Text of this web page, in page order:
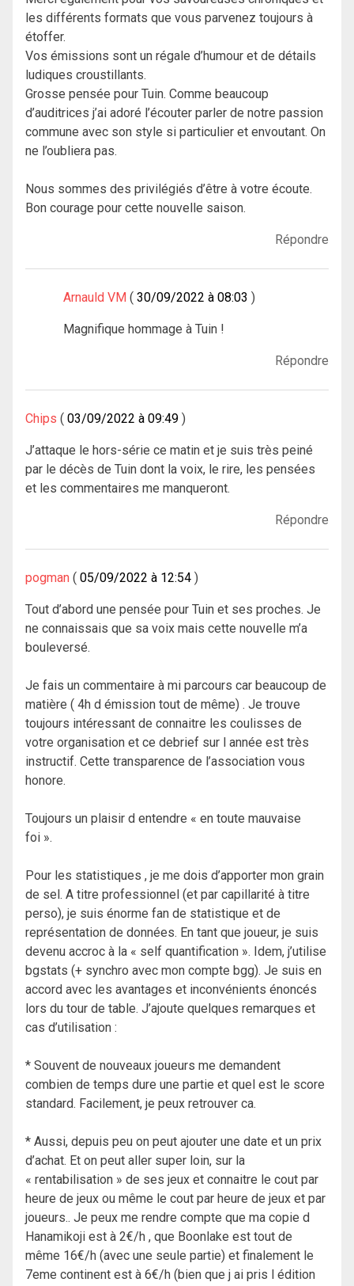
les différents formats que vous parvenez toujours à
étoffer.
Vos émissions sont un régale d’humour et de détails
ludiques croustillants.
Grosse pensée pour Tuin. Comme beaucoup
d’auditrices j’ai adoré l’écouter parler de notre passion
commune avec son style si particulier et envoutant. On
ne l’oubliera pas.
Nous sommes des privilégiés d’être à votre écoute.
Bon courage pour cette nouvelle saison.
Répondre
Arnauld VM 30/09/2022 à 08:03
Magnifique hommage à Tuin !
Répondre
Chips 03/09/2022 à 09:49
J’attaque le hors-série ce matin et je suis très peiné
par le décès de Tuin dont la voix, le rire, les pensées
et les commentaires me manqueront.
Répondre
pogman 05/09/2022 à 12:54
Tout d’abord une pensée pour Tuin et ses proches. Je
ne connaissais que sa voix mais cette nouvelle m’a
bouleversé.
Je fais un commentaire à mi parcours car beaucoup de
matière ( 4h d émission tout de même) . Je trouve
toujours intéressant de connaitre les coulisses de
votre organisation et ce debrief sur l année est très
instructif. Cette transparence de l’association vous
honore.
Toujours un plaisir d entendre « en toute mauvaise
foi ».
Pour les statistiques , je me dois d’apporter mon grain
de sel. A titre professionnel (et par capillarité à titre
perso), je suis énorme fan de statistique et de
représentation de données. En tant que joueur, je suis
devenu accroc à la « self quantification ». Idem, j’utilise
bgstats (+ synchro avec mon compte bgg). Je suis en
accord avec les avantages et inconvénients énoncés
lors du tour de table. J’ajoute quelques remarques et
cas d’utilisation :
* Souvent de nouveaux joueurs me demandent
combien de temps dure une partie et quel est le score
standard. Facilement, je peux retrouver ca.
* Aussi, depuis peu on peut ajouter une date et un prix
d’achat. Et on peut aller super loin, sur la
« rentabilisation » de ses jeux et connaitre le cout par
heure de jeux ou même le cout par heure de jeux et par
joueurs.. Je peux me rendre compte que ma copie d
Hanamikoji est à 2€/h , que Boonlake est tout de
même 16€/h (avec une seule partie) et finalement le
7eme continent est à 6€/h (bien que j ai pris l édition